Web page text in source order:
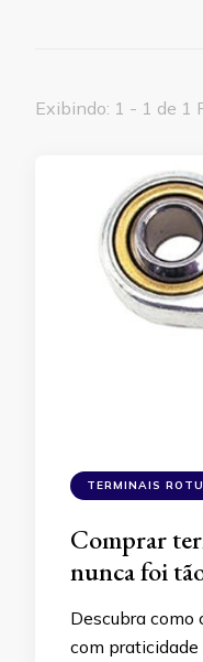
Exibindo: 1 - 1 de 1
TERMINAIS
Comprar
nunca foi
Descubra como
com praticidade